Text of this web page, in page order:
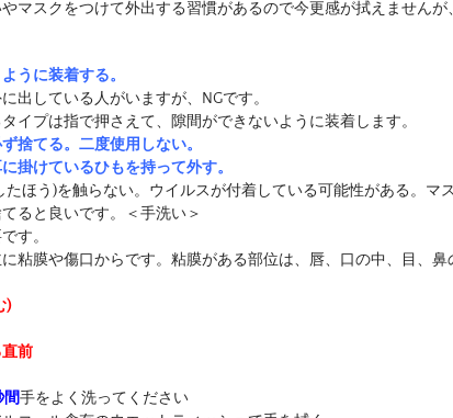
マスクをつけて外出する習慣があるので今更感が拭えませんが
うに装着する。
出している人がいますが、NGです。
イプは指で押さえて、隙間ができないように装着します。
捨てる。二度使用しない。
掛けているひもを持って外す。
たほう)を触らない。ウイルスが付着している可能性がある。マ
ると良いです。＜手洗い＞
す。
粘膜や傷口からです。粘膜がある部位は、唇、口の中、目、
)
前
手をよく洗ってください